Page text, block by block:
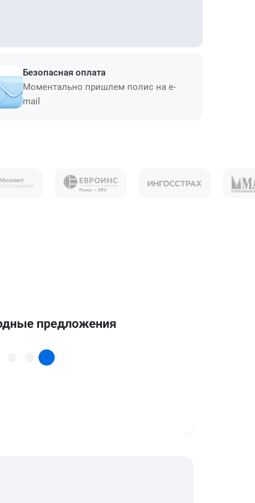
Безопасная оплата
Моментально пришлем полис на e-
mail